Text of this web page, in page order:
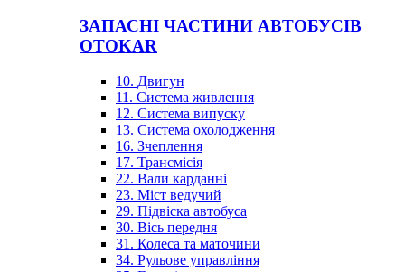
ЗАПАСНІ ЧАСТИНИ АВТОБУСІВ
OTOKAR
10. Двигун
11. Система живлення
12. Система випуску
13. Система охолодження
16. Зчеплення
17. Трансмісія
22. Вали карданні
23. Міст ведучий
29. Підвіска автобуса
30. Вісь передня
31. Колеса та маточини
34. Рульове управління